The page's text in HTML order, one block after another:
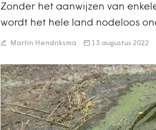
Zonder het aanwijzen van
wordt het hele land nodeloos
Martin Hendriksma 13 augustus 2022